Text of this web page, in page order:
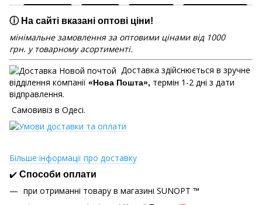
ⓘ На сайті вказані оптові ціни!
мінімальне замовлення за оптовими цінами від 1000
грн. у товарному асортименті.
Доставка здійснюється в зручне
відділення компанії «Нова Пошта», термін 1-2 дні з дати
відправлення.
Самовивіз в Одесі.
Більше інформації про доставку
✔️ Способи оплати
при отриманні товару в магазині SUNOPT ™